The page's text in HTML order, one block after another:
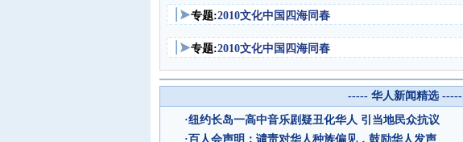
专题:2010文化中国四海同春
专题:2010文化中国四海同春
----- 华人新闻精选 -----
·纽约长岛一高中音乐剧疑丑化华人 引当地民众抗议
·百人会声明：谴责对华人种族偏见，鼓励华人发声